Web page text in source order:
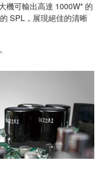
機可輸出高達 1000W* 的
SPL，展現絕佳的清晰